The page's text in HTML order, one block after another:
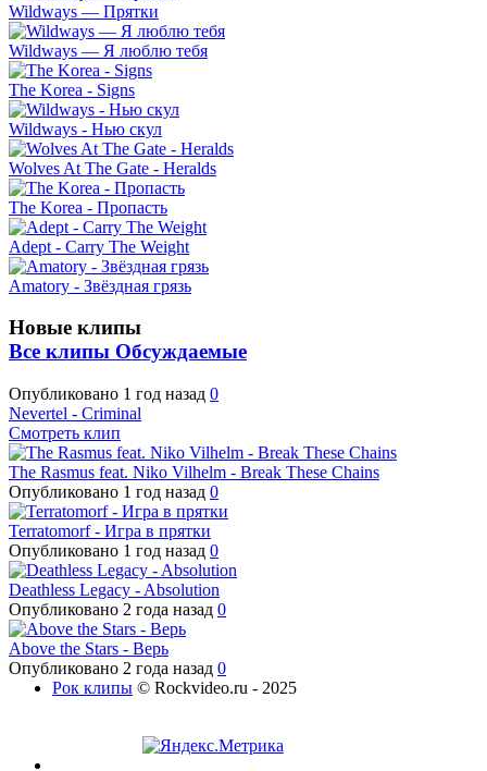
Wildways — Прятки
Wildways — Я люблю тебя
The Korea - Signs
Wildways - Нью скул
Wolves At The Gate - Heralds
The Korea - Пропасть
Adept - Carry The Weight
Amatory - Звёздная грязь
Новые клипы
Все клипы Обсуждаемые
Опубликовано 1 год назад 0
Nevertel - Criminal
Смотреть клип
The Rasmus feat. Niko Vilhelm - Break These Chains
Опубликовано 1 год назад 0
Terratomorf - Игра в прятки
Опубликовано 1 год назад 0
Deathless Legacy - Absolution
Опубликовано 2 года назад 0
Above the Stars - Верь
Опубликовано 2 года назад 0
Рок клипы © Rockvideo.ru - 2025